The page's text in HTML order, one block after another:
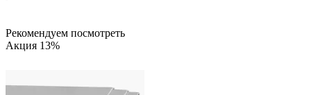
Рекомендуем посмотреть
Акция 13%